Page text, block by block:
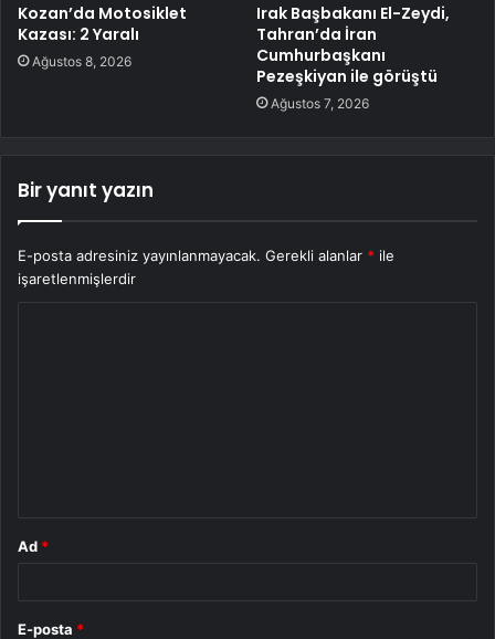
Kozan’da Motosiklet
Kazası: 2 Yaralı
Ağustos 8, 2026
Irak Başbakanı El-Zeydi,
Tahran’da İran
Cumhurbaşkanı
Pezeşkiyan ile görüştü
Ağustos 7, 2026
Bir yanıt yazın
E-posta adresiniz yayınlanmayacak. Gerekli alanlar * ile
işaretlenmişlerdir
Ad *
E-posta *